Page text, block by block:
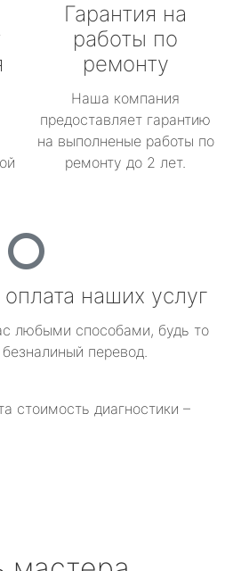
Гарантия на
работы по
ремонту
Наша компания
предоставляет гарантию
на выполненые работы по
ремонту до 2 лет.
наших услуг
любыми способами, будь то
перевод.
стоимость диагностики –